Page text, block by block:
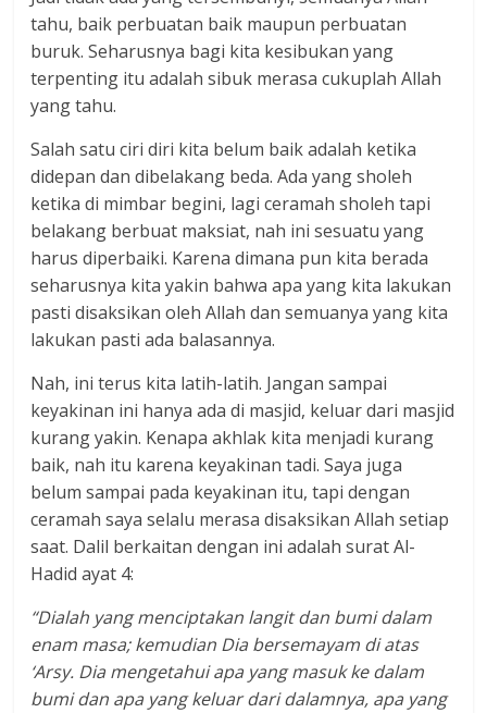
tahu, baik perbuatan baik maupun perbuatan
buruk. Seharusnya bagi kita kesibukan yang
terpenting itu adalah sibuk merasa cukuplah Allah
yang tahu.
Salah satu ciri diri kita belum baik adalah ketika
didepan dan dibelakang beda. Ada yang sholeh
ketika di mimbar begini, lagi ceramah sholeh tapi
belakang berbuat maksiat, nah ini sesuatu yang
harus diperbaiki. Karena dimana pun kita berada
seharusnya kita yakin bahwa apa yang kita lakukan
pasti disaksikan oleh Allah dan semuanya yang kita
lakukan pasti ada balasannya.
Nah, ini terus kita latih-latih. Jangan sampai
keyakinan ini hanya ada di masjid, keluar dari masjid
kurang yakin. Kenapa akhlak kita menjadi kurang
baik, nah itu karena keyakinan tadi. Saya juga
belum sampai pada keyakinan itu, tapi dengan
ceramah saya selalu merasa disaksikan Allah setiap
saat. Dalil berkaitan dengan ini adalah surat Al-
Hadid ayat 4:
“Dialah yang menciptakan langit dan bumi dalam
enam masa; kemudian Dia bersemayam di atas
‘Arsy. Dia mengetahui apa yang masuk ke dalam
bumi dan apa yang keluar dari dalamnya, apa yang